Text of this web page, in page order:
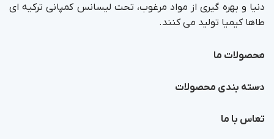
دنیا و بهره گیری از مواد مرغوب، تحت لیسانس کمپانی ترکیه ای
طاها کیمیا تولید می کنند.
محصولات ما
دسته بندی محصولات
تماس با ما